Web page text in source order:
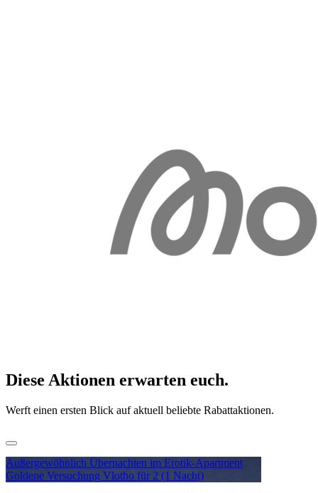
Diese Aktionen erwarten euch.
Werft einen ersten Blick auf aktuell beliebte Rabattaktionen.
Außergewöhnlich Übernachten im Erotik-Apartment
Goldene Versuchung Vlotho für 2 (1 Nacht)